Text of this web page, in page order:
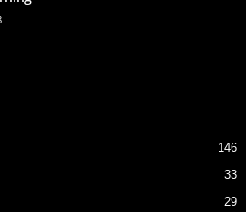
146
33
29